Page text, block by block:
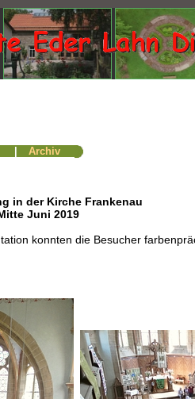
Archiv
in der Kirche Frankenau
Juni 2019
konnten die Besucher